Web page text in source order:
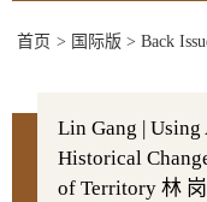
首页 > 国际版 > Back
Lin Gang |
Historical
of Territory 林